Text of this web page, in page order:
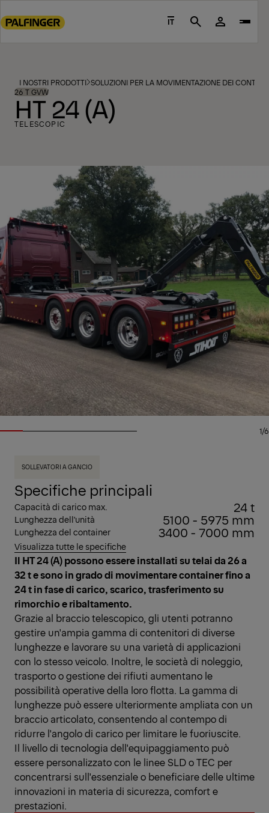
to
footer
content
IT Search
I NOSTRI PRODOTTI SOLUZIONI PER LA MOVIMENTAZIONE DEI
26 T GVW
HT 24 (A)
TELESCOPIC
1/6
SOLLEVATORI A GANCIO
Specifiche principali
Capacità di carico max. 24 t
Lunghezza dell'unità 5100 - 5975 mm
Lunghezza del container 3400 - 7000 mm
Visualizza tutte le specifiche
Il HT 24 (A) possono essere installati su telai da 26 a
32 t e sono in grado di movimentare container fino a
24 t in fase di carico, scarico, trasferimento su
rimorchio e ribaltamento.
Grazie al braccio telescopico, gli utenti potranno
gestire un'ampia gamma di contenitori di diverse
lunghezze e lavorare su una varietà di applicazioni
con lo stesso veicolo. Inoltre, le società di noleggio,
trasporto o gestione dei rifiuti aumentano le
possibilità operative della loro flotta. La gamma di
lunghezze può essere ulteriormente ampliata con un
braccio articolato, consentendo al contempo di
ridurre l'angolo di carico per limitare le fuoriuscite.
Il livello di tecnologia dell'equipaggiamento può
essere personalizzato con le linee SLD o TEC per
concentrarsi sull'essenziale o beneficiare delle ultime
innovazioni in materia di sicurezza, comfort e
prestazioni.